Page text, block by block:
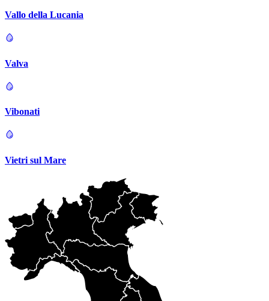
Vallo della Lucania
Valva
Vibonati
Vietri sul Mare